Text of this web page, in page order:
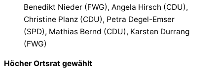
Benedikt Nieder (FWG), Angela Hirsch (CDU),
Christine Planz (CDU), Petra Degel-Emser
(SPD), Mathias Bernd (CDU), Karsten Durrang
(FWG)
Höcher Ortsrat gewählt